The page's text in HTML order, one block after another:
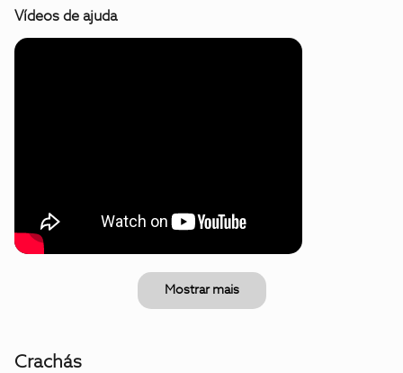
Vídeos de ajuda
Mostrar mais
Crachás